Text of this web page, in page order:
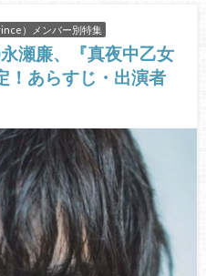
）メンバー別特集
瀬廉、『真夜中乙女
！あらすじ・出演者